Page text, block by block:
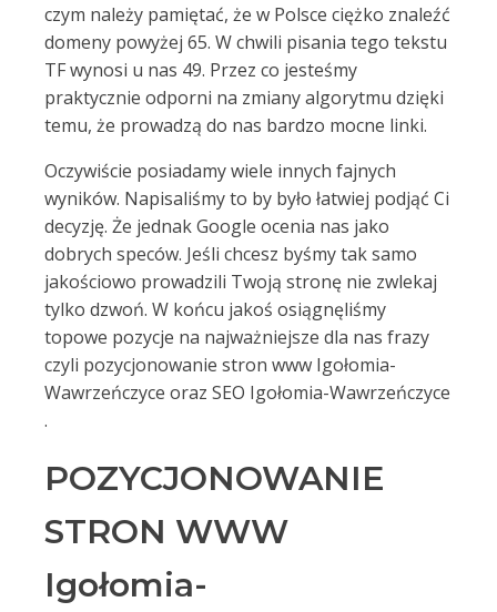
czym należy pamiętać, że w Polsce ciężko znaleźć
domeny powyżej 65. W chwili pisania tego tekstu
TF wynosi u nas 49. Przez co jesteśmy
praktycznie odporni na zmiany algorytmu dzięki
temu, że prowadzą do nas bardzo mocne linki.
Oczywiście posiadamy wiele innych fajnych
wyników. Napisaliśmy to by było łatwiej podjąć Ci
decyzję. Że jednak Google ocenia nas jako
dobrych speców. Jeśli chcesz byśmy tak samo
jakościowo prowadzili Twoją stronę nie zwlekaj
tylko dzwoń. W końcu jakoś osiągnęliśmy
topowe pozycje na najważniejsze dla nas frazy
czyli pozycjonowanie stron www Igołomia-
Wawrzeńczyce oraz SEO Igołomia-Wawrzeńczyce
.
POZYCJONOWANIE
STRON WWW
Igołomia-